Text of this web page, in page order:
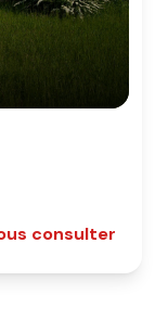
consulter